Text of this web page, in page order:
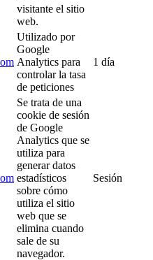
visitante el sitio
web.
Utilizado por
Google
Analytics para
controlar la tasa
de peticiones
1 día
Se trata de una
cookie de sesión
de Google
Analytics que se
utiliza para
generar datos
estadísticos
sobre cómo
utiliza el sitio
web que se
elimina cuando
sale de su
navegador.
Sesión